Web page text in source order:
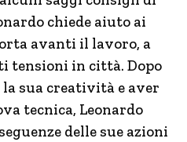
chiede aiuto ai
avanti il lavoro, a
tensioni in città. Dopo
sua creatività e aver
tecnica, Leonardo
delle sue azioni